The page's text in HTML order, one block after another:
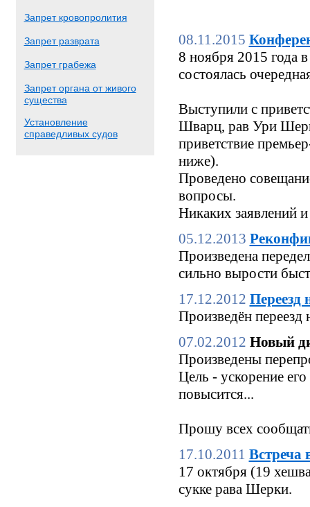
Запрет кровопролития
Запрет разврата
Запрет грабежа
Запрет органа от живого
существа
Установление
справедливых судов
08.11.2015
8 ноября 2015 года
состоялась
Выступили с
Шварц, рав Ури
приветствие
ниже).
Проведено
вопросы.
Никаких заявлений
05.12.2013
Произведена
сильно вырости
17.12.2012 Переезд
Произведён переезд
07.02.2012 Новый
Произведены
Цель - ускорение
повысится...
Прошу всех
17.10.2011 Встреча
17 октября (19
сукке рава Шерки.